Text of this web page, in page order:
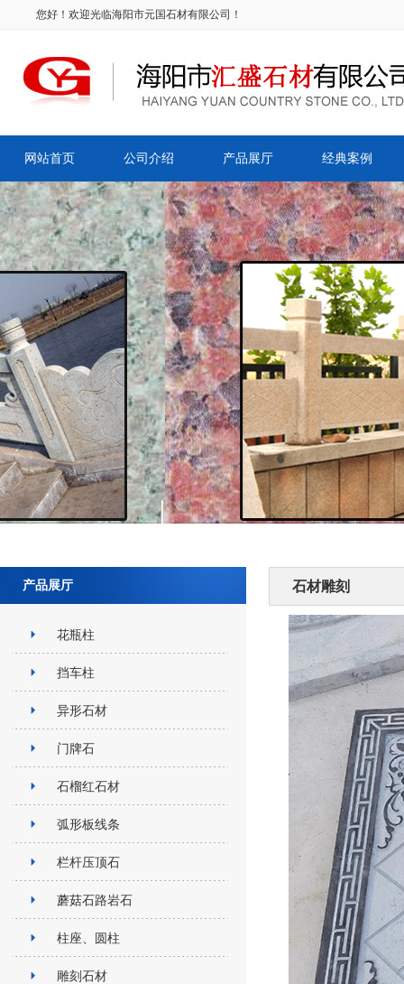
您好！欢迎光临海阳市元国石材有限公司！
网站首页 公司介绍 产品展厅 经典案例
产品展厅
花瓶柱
挡车柱
异形石材
门牌石
石榴红石材
弧形板线条
栏杆压顶石
蘑菇石路岩石
柱座、圆柱
雕刻石材
石材雕刻